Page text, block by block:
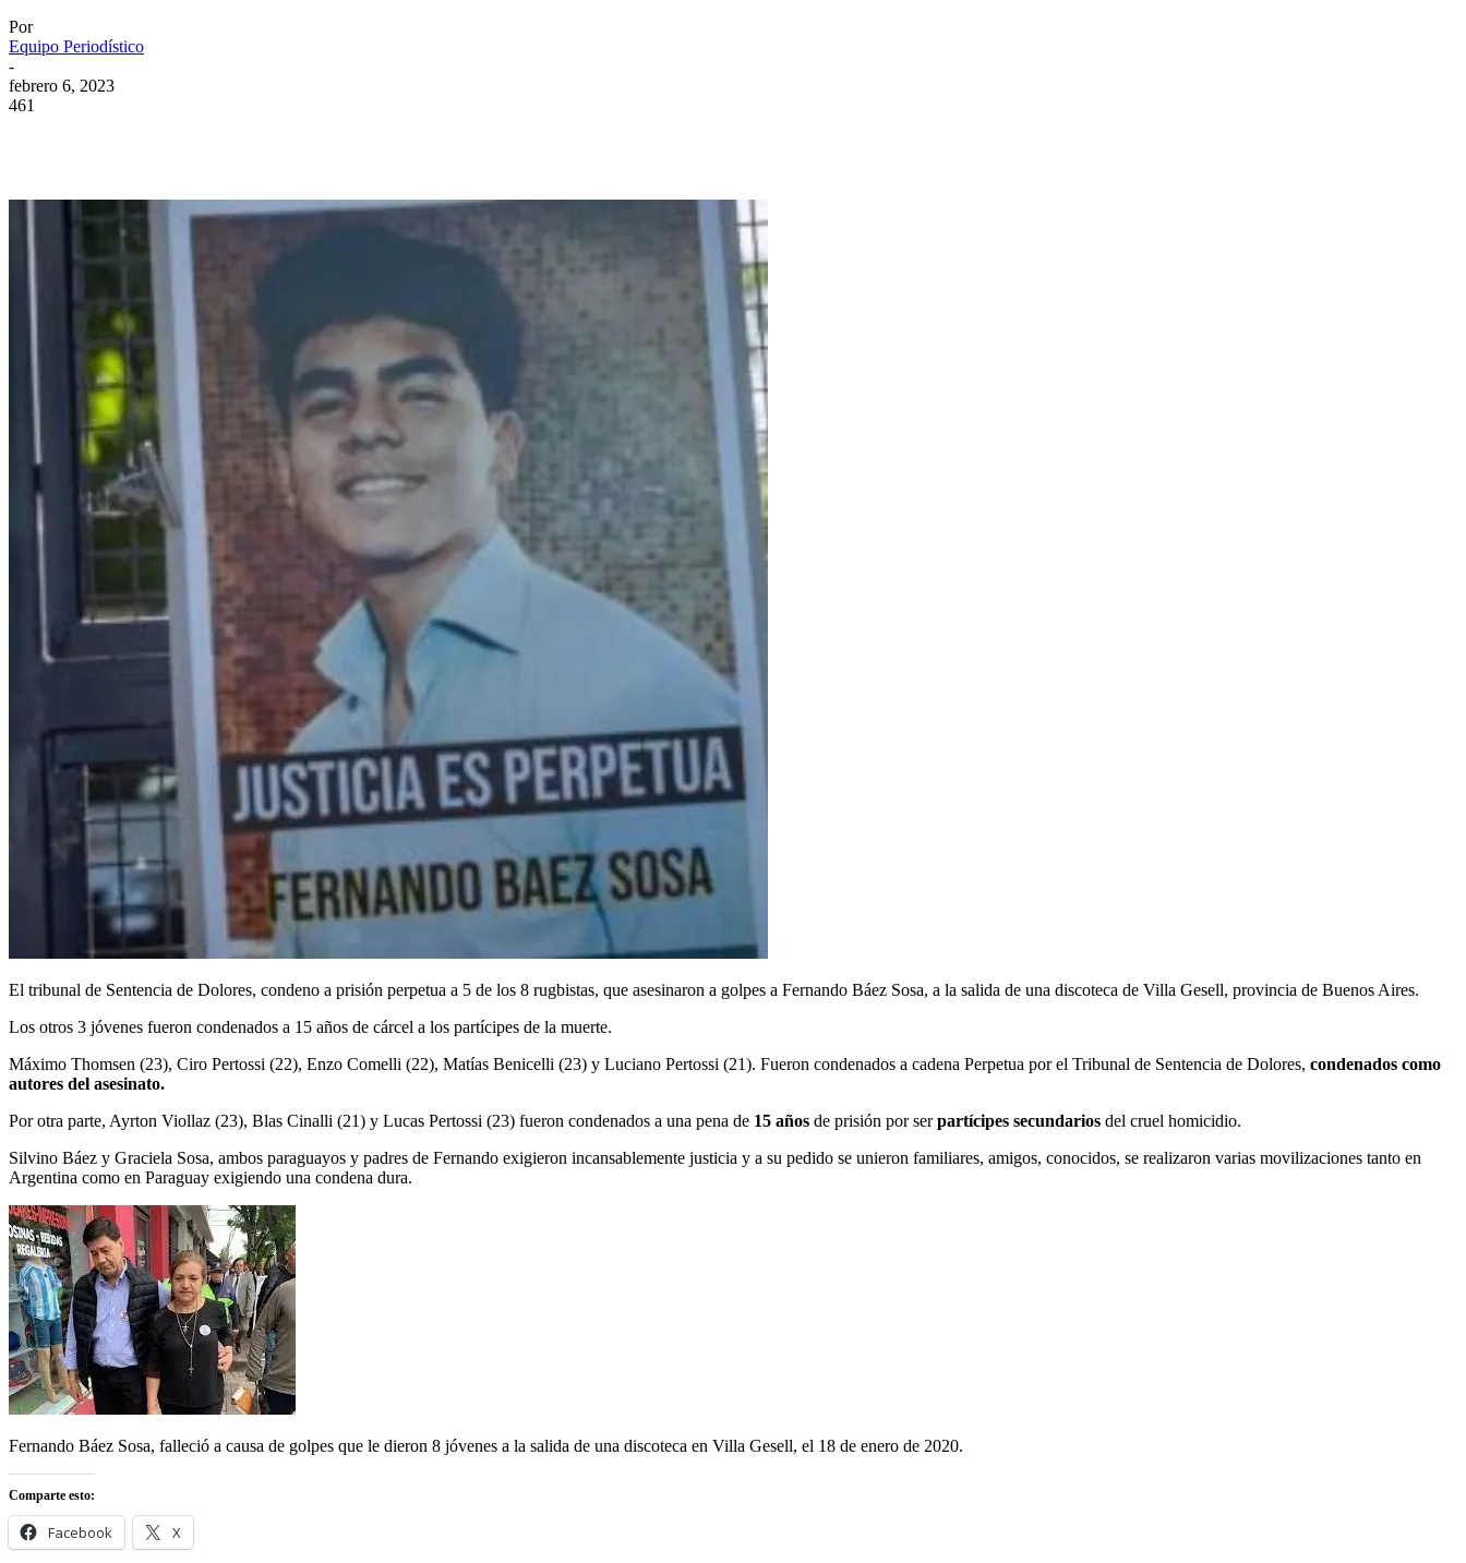
Por
Equipo Periodístico
-
febrero 6, 2023
461
El tribunal de Sentencia de Dolores, condeno a prisión perpetua a 5 de los 8 rugbistas, que asesinaron a golpes a Fernando Báez Sosa, a la salida de una discoteca de Villa Gesell, provincia de Buenos Aires.
Los otros 3 jóvenes fueron condenados a 15 años de cárcel a los partícipes de la muerte.
Máximo Thomsen (23), Ciro Pertossi (22), Enzo Comelli (22), Matías Benicelli (23) y Luciano Pertossi (21). Fueron condenados a cadena Perpetua por el Tribunal de Sentencia de Dolores, condenados como
autores del asesinato.
Por otra parte, Ayrton Viollaz (23), Blas Cinalli (21) y Lucas Pertossi (23) fueron condenados a una pena de 15 años de prisión por serpartícipes secundarios del cruel homicidio.
Silvino Báez y Graciela Sosa, ambos paraguayos y padres de Fernando exigieron incansablemente justicia y a su pedido se unieron familiares, amigos, conocidos, se realizaron varias movilizaciones tanto en
Argentina como en Paraguay exigiendo una condena dura.
Fernando Báez Sosa, falleció a causa de golpes que le dieron 8 jóvenes a la salida de una discoteca en Villa Gesell, el 18 de enero de 2020.
Comparte esto:
Facebook X